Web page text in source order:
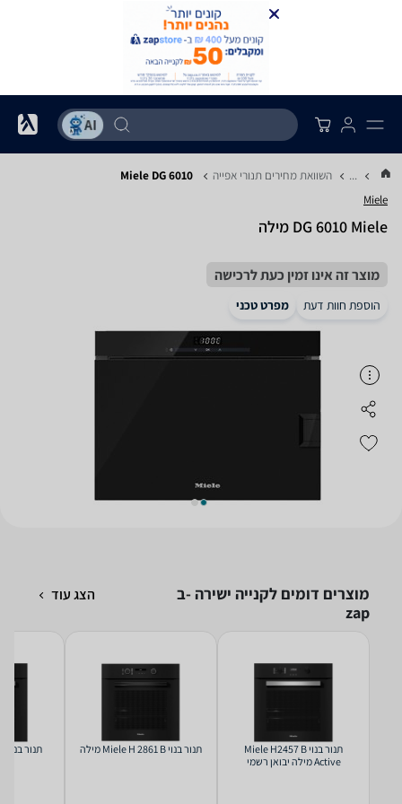
... השוואת מחירים תנורי אפייה Miele DG 6010
Miele
DG 6010 Miele מילה
מוצר זה אינו זמין כעת לרכישה
הוספת חוות דעת מפרט טכני
מוצרים דומים לקנייה ישירה -ב
zap
הצג עוד
‏תנור בנוי Miele H2457 B
Active מילה יבואן רשמי
‏תנור בנוי Miele H 2861 B מילה